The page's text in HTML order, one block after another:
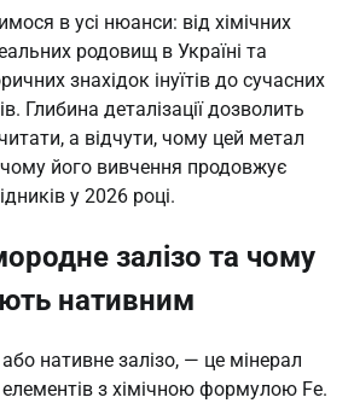
в усі нюанси: від хімічних
родовищ в Україні та
знахідок інуїтів до сучасних
Глибина деталізації дозволить
а відчути, чому цей метал
його вивчення продовжує
у 2026 році.
залізо та чому
нативним
нативне залізо, — це мінерал
з хімічною формулою Fe.